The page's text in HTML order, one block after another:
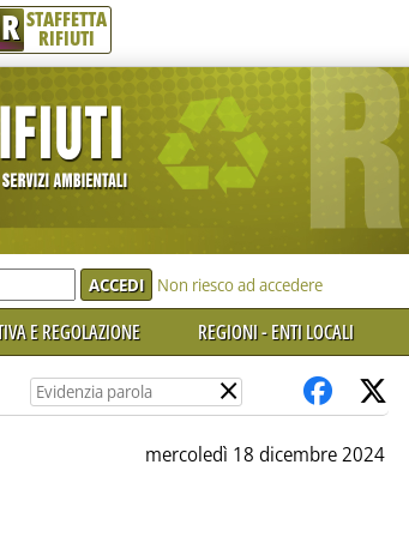
R STAFFETTA
RIFIUTI
Non riesco ad accedere
E REGOLAZIONE REGIONI - ENTI LOCALI
×
mercoledì 18 dicembre 2024